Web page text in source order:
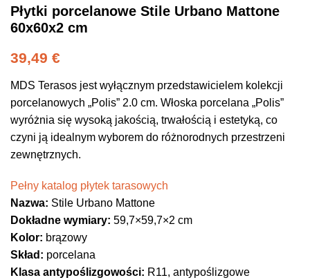
Płytki porcelanowe Stile Urbano Mattone
60x60x2 cm
39,49 €
MDS Terasos jest wyłącznym przedstawicielem kolekcji
porcelanowych „Polis” 2.0 cm. Włoska porcelana „Polis”
wyróżnia się wysoką jakością, trwałością i estetyką, co
czyni ją idealnym wyborem do różnorodnych przestrzeni
zewnętrznych.
Pełny katalog płytek tarasowych
Nazwa: Stile Urbano Mattone
Dokładne wymiary: 59,7×59,7×2 cm
Kolor: brązowy
Skład: porcelana
Klasa antypoślizgowości: R11, antypoślizgowe